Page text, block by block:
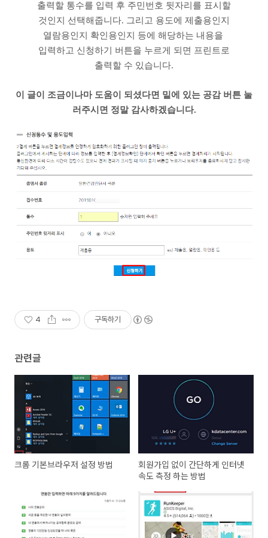
출력할 통수를 입력 후 주민번호 뒷자리를 표시할
것인지 선택해줍니다. 그리고 용도에 제출용인지
열람용인지 확인용인지 등에 해당하는 내용을
입력하고 신청하기 버튼을 누르게 되면 프린트로
출력할 수 있습니다.
이 글이 조금이나마 도움이 되셨다면 밑에 있는 공감 버튼 눌
러주시면 정말 감사하겠습니다.
4 구독하기
관련글
크롬 기본브라우저 설정 방법
회원가입 없이 간단하게 인터넷
속도 측정 하는 방법